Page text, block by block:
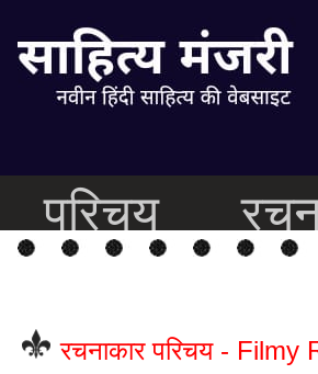
परिचय
रचनाकार परिचय - Filmy